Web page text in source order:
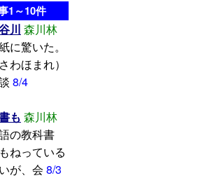
1～10件
川 森川林
に驚いた。
わほまれ）
8/4
も 森川林
の教科書
ねっている
が、会 8/3